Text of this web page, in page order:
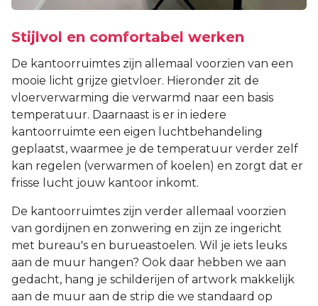
Stijlvol en comfortabel werken
De kantoorruimtes zijn allemaal voorzien van een
mooie licht grijze gietvloer. Hieronder zit de
vloerverwarming die verwarmd naar een basis
temperatuur. Daarnaast is er in iedere
kantoorruimte een eigen luchtbehandeling
geplaatst, waarmee je de temperatuur verder zelf
kan regelen (verwarmen of koelen) en zorgt dat er
frisse lucht jouw kantoor inkomt.
De kantoorruimtes zijn verder allemaal voorzien
van gordijnen en zonwering en zijn ze ingericht
met bureau's en burueastoelen. Wil je iets leuks
aan de muur hangen? Ook daar hebben we aan
gedacht, hang je schilderijen of artwork makkelijk
aan de muur aan de strip die we standaard op